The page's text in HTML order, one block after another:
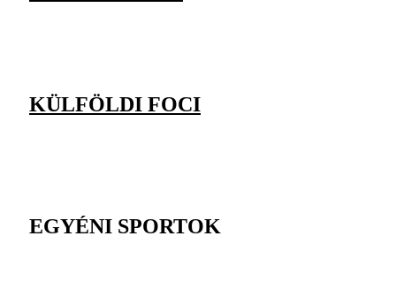
KÜLFÖLDI FOCI
EGYÉNI SPORTOK